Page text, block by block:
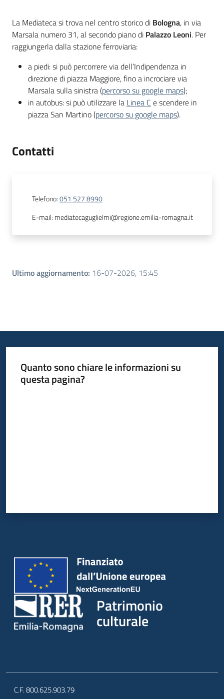
La Mediateca si trova nel centro storico di Bologna, in via
Marsala numero 31, al secondo piano di Palazzo Leoni. Per
raggiungerla dalla stazione ferroviaria:
a piedi: si può percorrere via dell’Indipendenza in
direzione di piazza Maggiore, fino a incrociare via
Marsala sulla sinistra (percorso su google maps);
in autobus: si può utilizzare la Linea C e scendere in
piazza San Martino (percorso su google maps).
Contatti
Telefono:051 527 8990
E-mail: mediatecaguglielmi@regione.emilia-romagna.it
Ultimo aggiornamento: 16-07-2026, 15:45
Quanto sono chiare le informazioni su
questa pagina?
Patrimonio
culturale
C.F. 800.625.903.79